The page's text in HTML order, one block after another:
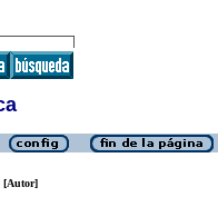
[Autor]